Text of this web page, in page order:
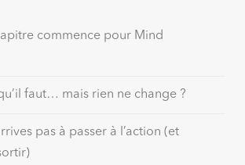
commence pour Mind
faut… mais rien ne change ?
pas à passer à l’action (et